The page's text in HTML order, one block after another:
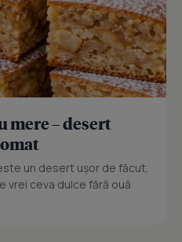
mere – desert
un desert ușor de făcut,
vrei ceva dulce fără ouă